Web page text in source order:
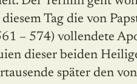
Tag die von
– 574) vollendete
dieser beiden
später den